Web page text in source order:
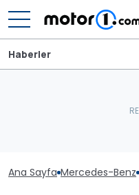
Haberler
Ana Sayfa Mercedes-Benz